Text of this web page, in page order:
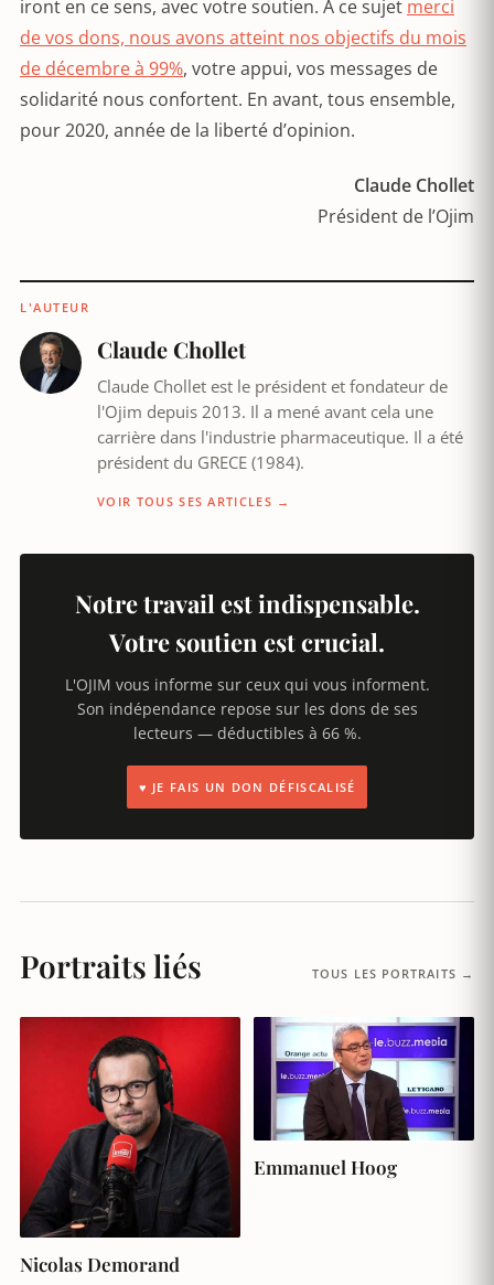
iront en ce sens, avec votre soutien. A ce sujet merci
de vos dons, nous avons atteint nos objectifs du mois
de décembre à 99%, votre appui, vos messages de
solidarité nous confortent. En avant, tous ensemble,
pour 2020, année de la liberté d’opinion.
Claude Chollet
Président de l’Ojim
L'AUTEUR
Claude Chollet
Claude Chollet est le président et fondateur de
l'Ojim depuis 2013. Il a mené avant cela une
carrière dans l'industrie pharmaceutique. Il a été
président du GRECE (1984).
VOIR TOUS SES ARTICLES →
Notre travail est indispensable.
Votre soutien est crucial.
L'OJIM vous informe sur ceux qui vous informent.
Son indépendance repose sur les dons de ses
lecteurs — déductibles à 66 %.
♥ JE FAIS UN DON DÉFISCALISÉ
Portraits liés TOUS LES PORTRAITS →
Nicolas Demorand
Emmanuel Hoog